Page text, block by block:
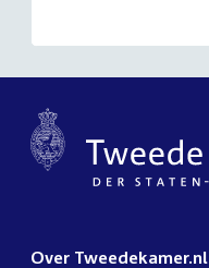
Over Tweedekamer.nl